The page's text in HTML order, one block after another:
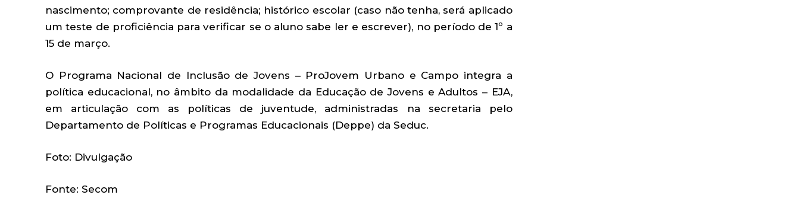
nascimento; comprovante de residência; histórico escolar (caso não tenha, será aplicado
um teste de proficiência para verificar se o aluno sabe ler e escrever), no período de 1º a
15 de março.
O Programa Nacional de Inclusão de Jovens – ProJovem Urbano e Campo integra a
política educacional, no âmbito da modalidade da Educação de Jovens e Adultos – EJA,
em articulação com as políticas de juventude, administradas na secretaria pelo
Departamento de Políticas e Programas Educacionais (Deppe) da Seduc.
Foto: Divulgação
Fonte: Secom